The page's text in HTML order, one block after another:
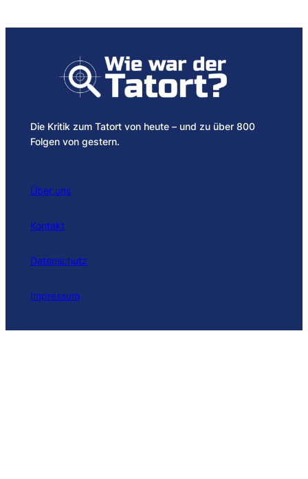
Die Kritik zum Tatort von heute – und zu über 800
Folgen von gestern.
Über uns
Kontakt
Datenschutz
Impressum